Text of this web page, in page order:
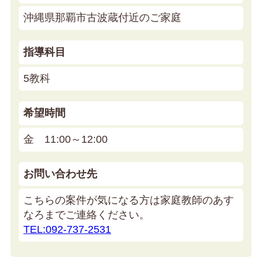
沖縄県那覇市古波蔵付近のご家庭
指導科目
5教科
希望時間
金 11:00～12:00
お問い合わせ先
こちらの案件が気になる方は家庭教師のあす
なろまでご連絡ください。
TEL:092-737-2531